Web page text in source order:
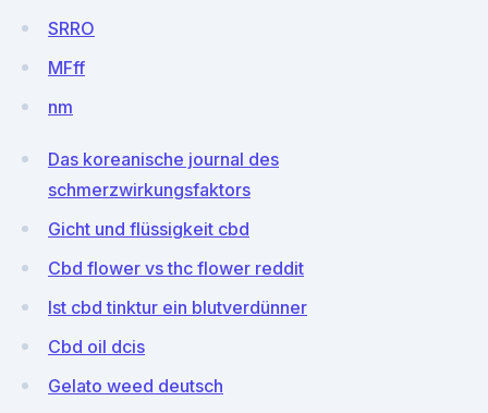
SRRO
MFff
nm
Das koreanische journal des
schmerzwirkungsfaktors
Gicht und flüssigkeit cbd
Cbd flower vs thc flower reddit
Ist cbd tinktur ein blutverdünner
Cbd oil dcis
Gelato weed deutsch